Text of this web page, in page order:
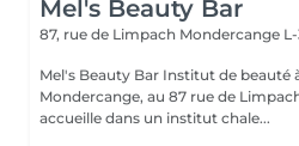
Mel's Beauty Bar
87, rue de Limpach Mondercange
Mel's Beauty Bar Institut de beauté à Mondercange Situé à
Mondercange, au 87 rue de
accueille dans un institut chale...